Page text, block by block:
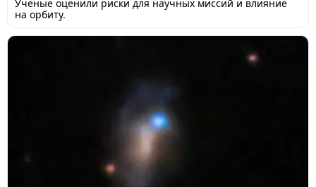
Ученые оценили риски для научных миссий и влияние
на орбиту.